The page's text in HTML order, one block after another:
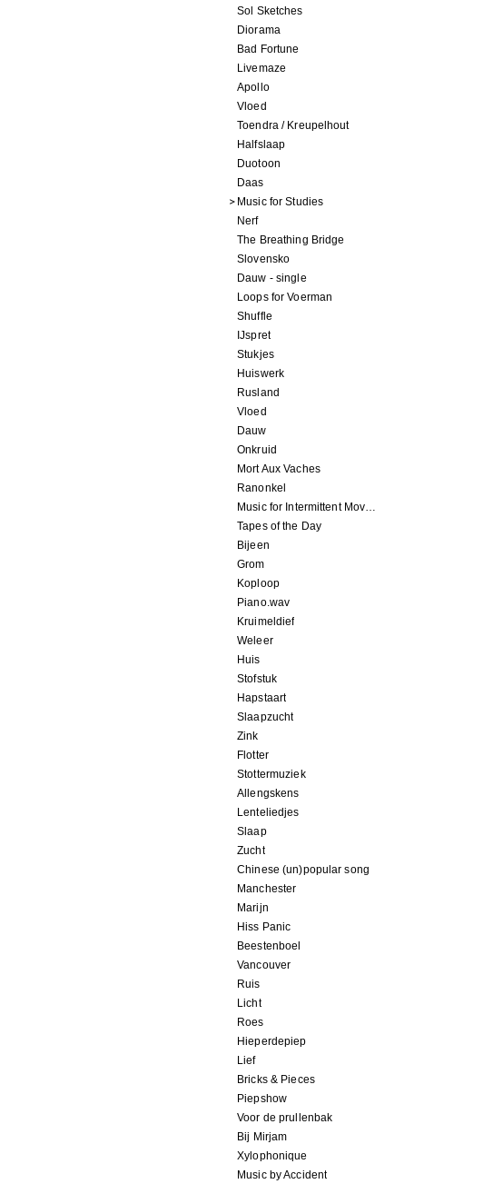
Sol Sketches
Diorama
Bad Fortune
Livemaze
Apollo
Vloed
Toendra / Kreupelhout
Halfslaap
Duotoon
Daas
Music for Studies
Nerf
The Breathing Bridge
Slovensko
Dauw - single
Loops for Voerman
Shuffle
IJspret
Stukjes
Huiswerk
Rusland
Vloed
Dauw
Onkruid
Mort Aux Vaches
Ranonkel
Music for Intermittent Movements
Tapes of the Day
Bijeen
Grom
Koploop
Piano.wav
Kruimeldief
Weleer
Huis
Stofstuk
Hapstaart
Slaapzucht
Zink
Flotter
Stottermuziek
Allengskens
Lenteliedjes
Slaap
Zucht
Chinese (un)popular song
Manchester
Marijn
Hiss Panic
Beestenboel
Vancouver
Ruis
Licht
Roes
Hieperdepiep
Lief
Bricks & Pieces
Piepshow
Voor de prullenbak
Bij Mirjam
Xylophonique
Music by Accident